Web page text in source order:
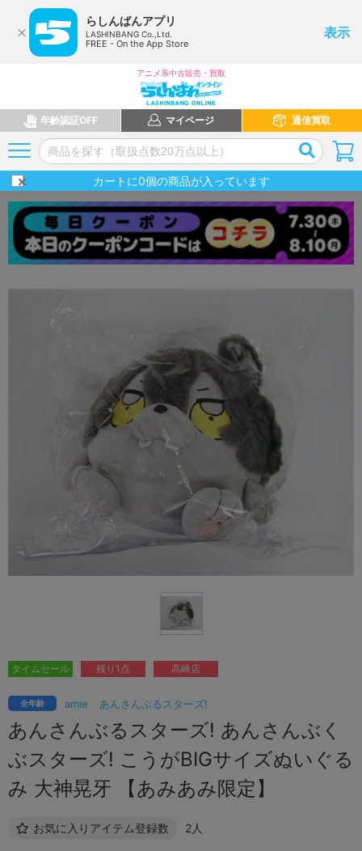
らしんばんアプリ
LASHINBANG Co.,Ltd.
FREE - On the App Store
表示
アニメ系中古販売・買取
年齢認証OFF マイページ 通信買取
カートに0個の商品が入っています
amie あんさんぶるスターズ!
全年齢
あんさんぶるスターズ! あんさんぶく
ぶスターズ! こうがBIGサイズぬいぐる
み 大神晃牙 【あみあみ限定】
お気に入りアイテム登録数 2人
タイムセール 残り1点 高崎店